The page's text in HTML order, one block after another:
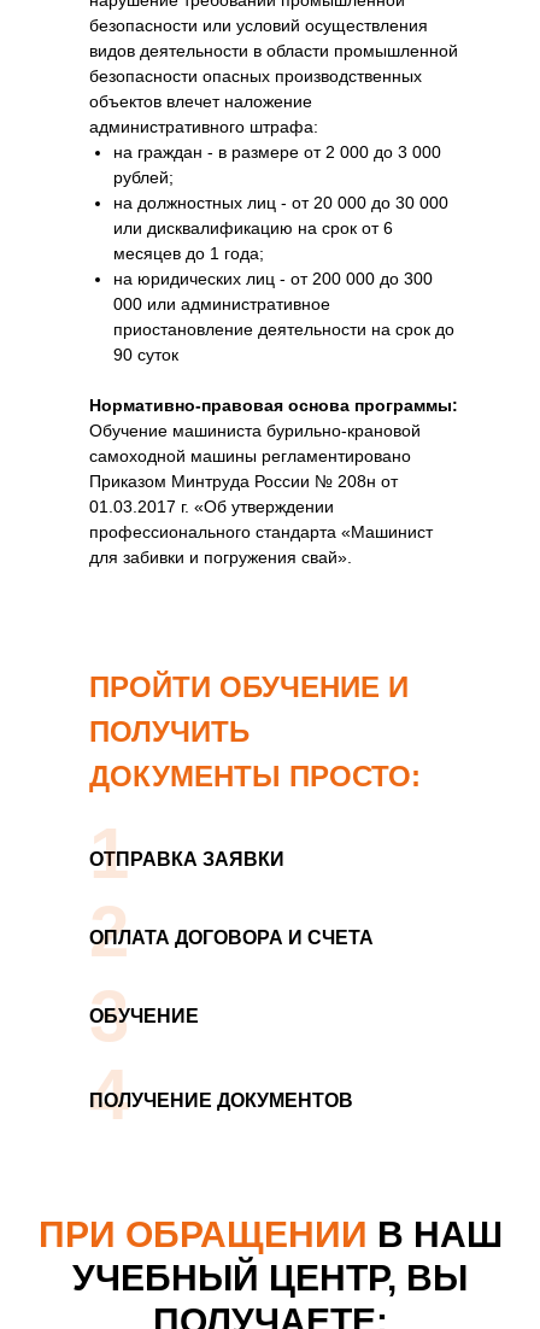
безопасности или условий осуществления
видов деятельности в области промышленной
безопасности опасных производственных
объектов влечет наложение
административного штрафа:
на граждан - в размере от 2 000 до 3 000
рублей;
на должностных лиц - от 20 000 до 30 000
или дисквалификацию на срок от 6
месяцев до 1 года;
на юридических лиц - от 200 000 до 300
000 или административное
приостановление деятельности на срок до
90 суток
Нормативно-правовая основа программы:
Обучение машиниста бурильно-крановой
самоходной машины регламентировано
Приказом Минтруда России № 208н от
01.03.2017 г. «Об утверждении
профессионального стандарта «Машинист
для забивки и погружения свай».
ПРОЙТИ ОБУЧЕНИЕ И
ПОЛУЧИТЬ
ДОКУМЕНТЫ ПРОСТО:
ОТПРАВКА ЗАЯВКИ
1
2
3
4
ОПЛАТА ДОГОВОРА И СЧЕТА
ОБУЧЕНИЕ
ПОЛУЧЕНИЕ ДОКУМЕНТОВ
ПРИ ОБРАЩЕНИИ В НАШ
УЧЕБНЫЙ ЦЕНТР, ВЫ